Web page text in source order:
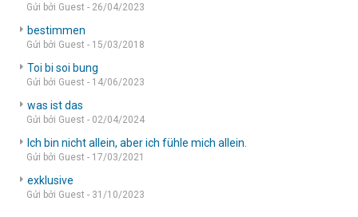
Gửi bởi Guest - 26/04/2023
bestimmen
Gửi bởi Guest - 15/03/2018
Toi bi soi bung
Gửi bởi Guest - 14/06/2023
was ist das
Gửi bởi Guest - 02/04/2024
Ich bin nicht allein, aber ich fühle mich allein.
Gửi bởi Guest - 17/03/2021
exklusive
Gửi bởi Guest - 31/10/2023